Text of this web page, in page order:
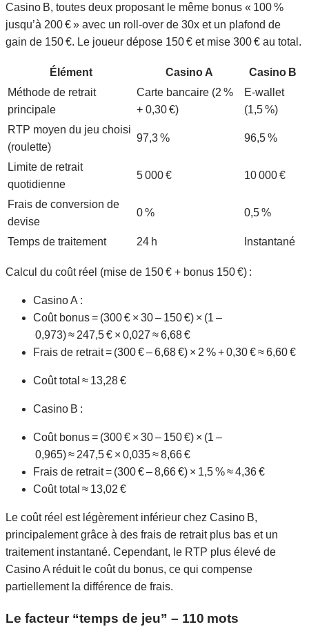
Casino B, toutes deux proposant le même bonus « 100 %
jusqu’à 200 € » avec un roll‑over de 30x et un plafond de
gain de 150 €. Le joueur dépose 150 € et mise 300 € au total.
Élément Casino A
Casino B
Méthode de retrait
principale
Carte bancaire (2 %
+ 0,30 €)
E‑wallet
(1,5 %)
RTP moyen du jeu choisi
(roulette)
97,3 % 96,5 %
Limite de retrait
quotidienne
5 000 € 10 000 €
Frais de conversion de
devise
0 % 0,5 %
Temps de traitement 24 h Instantané
Calcul du coût réel (mise de 150 € + bonus 150 €) :
Casino A :
Coût bonus = (300 € × 30 – 150 €) × (1 –
0,973) ≈ 247,5 € × 0,027 ≈ 6,68 €
Frais de retrait = (300 € – 6,68 €) × 2 % + 0,30 € ≈ 6,60 €
Coût total ≈ 13,28 €
Casino B :
Coût bonus = (300 € × 30 – 150 €) × (1 –
0,965) ≈ 247,5 € × 0,035 ≈ 8,66 €
Frais de retrait = (300 € – 8,66 €) × 1,5 % ≈ 4,36 €
Coût total ≈ 13,02 €
Le coût réel est légèrement inférieur chez Casino B,
principalement grâce à des frais de retrait plus bas et un
traitement instantané. Cependant, le RTP plus élevé de
Casino A réduit le coût du bonus, ce qui compense
partiellement la différence de frais.
Le facteur “temps de jeu” – 110 mots